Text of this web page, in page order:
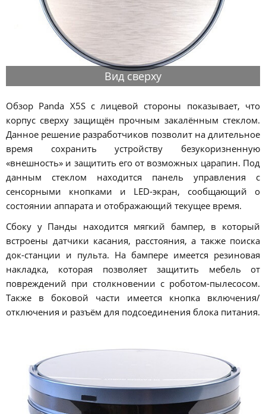
Вид сверху
Обзор Panda X5S с лицевой стороны показывает, что
корпус сверху защищён прочным закалённым стеклом.
Данное решение разработчиков позволит на длительное
время сохранить устройству безукоризненную
«внешность» и защитить его от возможных царапин. Под
данным стеклом находится панель управления с
сенсорными кнопками и LED-экран, сообщающий о
состоянии аппарата и отображающий текущее время.
Сбоку у Панды находится мягкий бампер, в который
встроены датчики касания, расстояния, а также поиска
док-станции и пульта. На бампере имеется резиновая
накладка, которая позволяет защитить мебель от
повреждений при столкновении с роботом-пылесосом.
Также в боковой части имеется кнопка включения/
отключения и разъём для подсоединения блока питания.